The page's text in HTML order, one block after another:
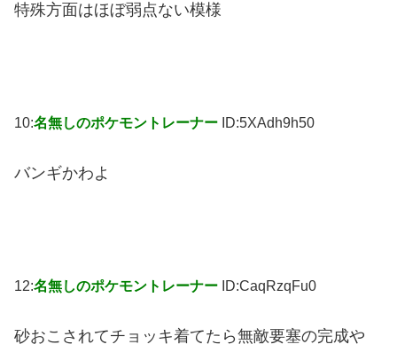
特殊方面はほぼ弱点ない模様
10:名無しのポケモントレーナー ID:5XAdh9h50
バンギかわよ
12:名無しのポケモントレーナー ID:CaqRzqFu0
砂おこされてチョッキ着てたら無敵要塞の完成や